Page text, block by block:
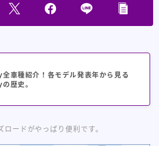
車種紹介！各モデル発表年から見る
歴史。
ロードがやっぱり便利です。